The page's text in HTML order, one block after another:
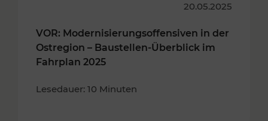
20.05.2025
VOR: Modernisierungsoffensiven in der
Ostregion – Baustellen-Überblick im
Fahrplan 2025
Lesedauer: 10 Minuten